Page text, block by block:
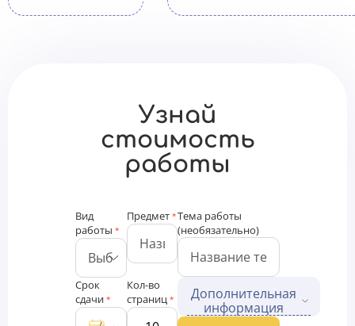
Узнай
стоимость
работы
Вид
работы *
Предмет *
Срок
сдачи *
Кол-во
страниц *
Тема работы
(необязательно)
Дополнительная
информация
Дополнительные файлы